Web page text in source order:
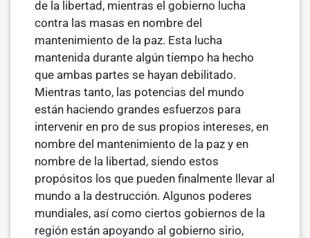
de la libertad, mientras el gobierno lucha
contra las masas en nombre del
mantenimiento de la paz. Esta lucha
mantenida durante algún tiempo ha hecho
que ambas partes se hayan debilitado.
Mientras tanto, las potencias del mundo
están haciendo grandes esfuerzos para
intervenir en pro de sus propios intereses, en
nom­bre del mantenimiento de la paz y en
nombre de la libertad, siendo estos
propósitos los que pueden finalmente llevar al
mundo a la destrucción. Algunos poderes
mundiales, así como ciertos gobiernos de la
región están apoyando al gobierno sirio,